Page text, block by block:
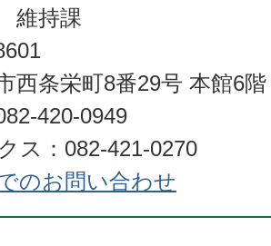
維持課
西条栄町8番29号 本館6階
420-0949
ス：082-421-0270
のお問い合わせ